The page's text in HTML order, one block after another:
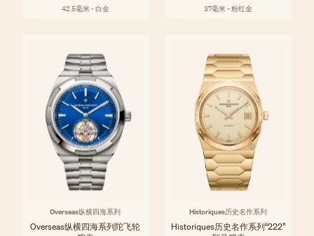
42.5毫米 - 白金 37毫米 - 粉红金
Overseas纵横四海系列
Overseas纵横四海系列陀飞轮
Historiques历史名作系列
Historiques历史名作系列“222”